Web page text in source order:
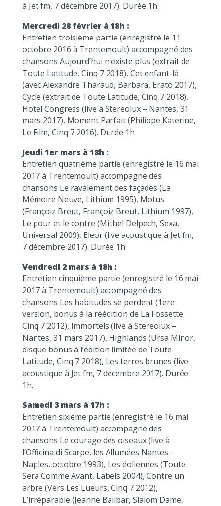
à Jet fm, 7 décembre 2017). Durée 1h.
Mercredi 28 février à 18h :
Entretien troisième partie (enregistré le 11
octobre 2016 à Trentemoult) accompagné des
chansons Aujourd’hui n’existe plus (extrait de
Toute Latitude, Cinq 7 2018), Cet enfant-là
(avec Alexandre Tharaud, Barbara, Erato 2017),
Cycle (extrait de Toute Latitude, Cinq 7 2018),
Hotel Congress (live à Stereolux – Nantes, 31
mars 2017), Moment Parfait (Philippe Katerine,
Le Film, Cinq 7 2016). Durée 1h
Jeudi 1er mars à 18h :
Entretien quatrième partie (enregistré le 16 mai
2017 à Trentemoult) accompagné des
chansons Le ravalement des façades (La
Mémoire Neuve, Lithium 1995), Motus
(Françoiz Breut, Françoiz Breut, Lithium 1997),
Le pour et le contre (Michel Delpech, Sexa,
Universal 2009), Eleor (live acoustique à Jet fm,
7 décembre 2017). Durée 1h.
Vendredi 2 mars à 18h :
Entretien cinquième partie (enregistré le 16 mai
2017 à Trentemoult) accompagné des
chansons Les habitudes se perdent (1ere
version, bonus à la réédition de La Fossette,
Cinq 7 2012), Immortels (live à Stereolux –
Nantes, 31 mars 2017), Highlands (Ursa Minor,
disque bonus à l’édition limitée de Toute
Latitude, Cinq 7 2018), Les terres brunes (live
acoustique à Jet fm, 7 décembre 2017). Durée
1h.
Samedi 3 mars à 17h :
Entretien sixième partie (enregistré le 16 mai
2017 à Trentemoult) accompagné des
chansons Le courage des oiseaux (live à
l’Officina di Scarpe, les Allumées Nantes-
Naples, octobre 1993), Les éoliennes (Toute
Sera Comme Avant, Labels 2004), Contre un
arbre (Vers Les Lueurs, Cinq 7 2012),
L’irréparable (Jeanne Balibar, Slalom Dame,